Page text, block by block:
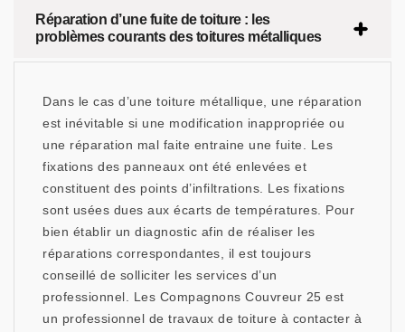
Réparation d’une fuite de toiture : les
problèmes courants des toitures métalliques
Dans le cas d’une toiture métallique, une réparation
est inévitable si une modification inappropriée ou
une réparation mal faite entraine une fuite. Les
fixations des panneaux ont été enlevées et
constituent des points d’infiltrations. Les fixations
sont usées dues aux écarts de températures. Pour
bien établir un diagnostic afin de réaliser les
réparations correspondantes, il est toujours
conseillé de solliciter les services d’un
professionnel. Les Compagnons Couvreur 25 est
un professionnel de travaux de toiture à contacter à